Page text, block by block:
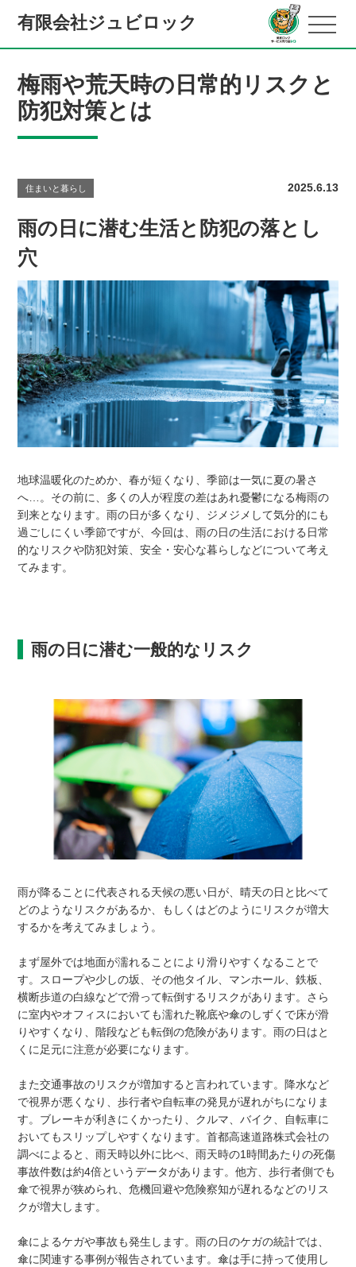
有限会社ジュビロック
梅雨や荒天時の日常的リスクと
防犯対策とは
住まいと暮らし 2025.6.13
雨の日に潜む生活と防犯の落とし
穴
地球温暖化のためか、春が短くなり、季節は一気に夏の暑さ
へ…。その前に、多くの人が程度の差はあれ憂鬱になる梅雨の
到来となります。雨の日が多くなり、ジメジメして気分的にも
過ごしにくい季節ですが、今回は、雨の日の生活における日常
的なリスクや防犯対策、安全・安心な暮らしなどについて考え
てみます。
雨の日に潜む一般的なリスク
雨が降ることに代表される天候の悪い日が、晴天の日と比べて
どのようなリスクがあるか、もしくはどのようにリスクが増大
するかを考えてみましょう。
まず屋外では地面が濡れることにより滑りやすくなることで
す。スロープや少しの坂、その他タイル、マンホール、鉄板、
横断歩道の白線などで滑って転倒するリスクがあります。さら
に室内やオフィスにおいても濡れた靴底や傘のしずくで床が滑
りやすくなり、階段なども転倒の危険があります。雨の日はと
くに足元に注意が必要になります。
また交通事故のリスクが増加すると言われています。降水など
で視界が悪くなり、歩行者や自転車の発見が遅れがちになりま
す。ブレーキが利きにくかったり、クルマ、バイク、自転車に
おいてもスリップしやすくなります。首都高速道路株式会社の
調べによると、雨天時以外に比べ、雨天時の1時間あたりの死傷
事故件数は約4倍というデータがあります。他方、歩行者側でも
傘で視界が狭められ、危機回避や危険察知が遅れるなどのリス
クが増大します。
傘によるケガや事故も発生します。雨の日のケガの統計では、
傘に関連する事例が報告されています。傘は手に持って使用し